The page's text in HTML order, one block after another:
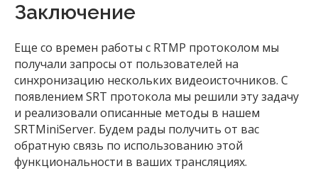
Заключение
Еще со времен работы с RTMP протоколом мы
получали запросы от пользователей на
синхронизацию нескольких видеоисточников. С
появлением SRT протокола мы решили эту задачу
и реализовали описанные методы в нашем
SRTMiniServer. Будем рады получить от вас
обратную связь по использованию этой
функциональности в ваших трансляциях.